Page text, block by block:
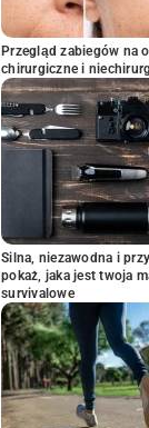
Przegląd zabiegów na
chirurgiczne i
Silna, niezawodna i
pokaż, jaka jest twoja
survivalowe